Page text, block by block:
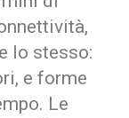
lo stesso:
e forme
Le